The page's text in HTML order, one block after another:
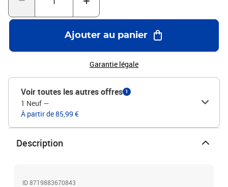
la terre, de l'herbe ou du béton. Le produit est facile à assembler.
Veuillez noter que le toit de notre serre ne peut pas supporter de
fortes chutes de neige.Couleur : anthraciteMatériau du dessus :
cadre en aluminium + panneaux en PCMatériau de fond : Acier
galvaniséDimensions : 100 x 100 x 77 cm (I x P x H)Avec une
ouvert
Ajouter au panier
Garantie légale
Voir toutes les autres offres 1
1 Neuf —
À partir de 85,99 €
Description
ID 8719883670843